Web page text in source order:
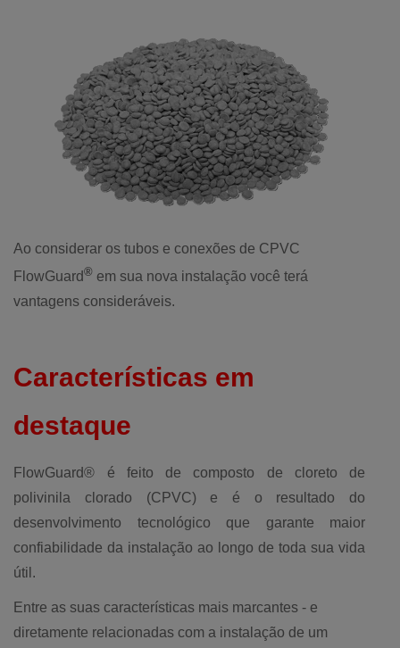
Ao considerar os tubos e conexões de CPVC
FlowGuard® em sua nova instalação você terá
vantagens consideráveis.
Características em
destaque
FlowGuard® é feito de composto de cloreto de
polivinila clorado (CPVC) e é o resultado do
desenvolvimento tecnológico que garante maior
confiabilidade da instalação ao longo de toda sua vida
útil.
Entre as suas características mais marcantes - e
diretamente relacionadas com a instalação de um